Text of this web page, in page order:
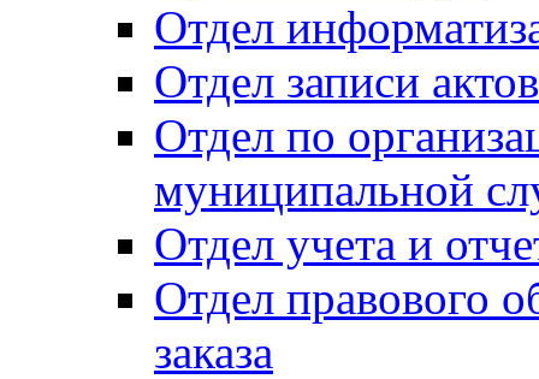
Отдел
Отдел записи
Отдел по
муниципальной
Отдел учета и
Отдел правового
заказа